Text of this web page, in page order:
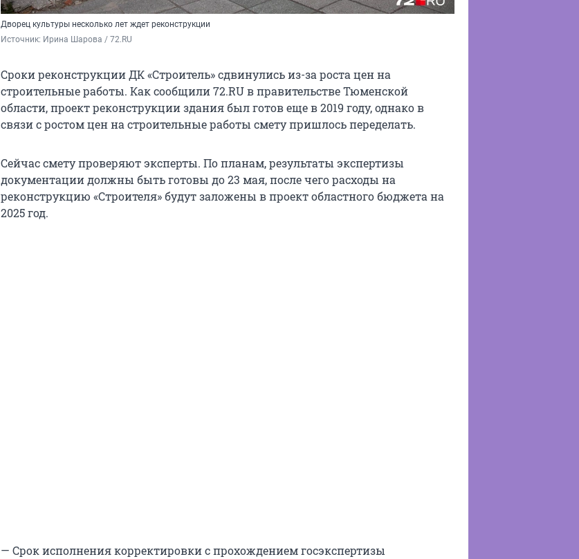
Дворец культуры несколько лет ждет реконструкции
Источник: Ирина Шарова / 72.RU
Сроки реконструкции ДК «Строитель» сдвинулись из-за роста цен на
строительные работы. Как сообщили 72.RU в правительстве Тюменской
области, проект реконструкции здания был готов еще в 2019 году, однако в
связи с ростом цен на строительные работы смету пришлось переделать.
Сейчас смету проверяют эксперты. По планам, результаты экспертизы
документации должны быть готовы до 23 мая, после чего расходы на
реконструкцию «Строителя» будут заложены в проект областного бюджета на
2025 год.
— Срок исполнения корректировки с прохождением госэкспертизы